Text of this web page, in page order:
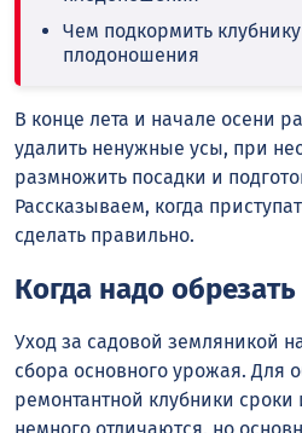
Чем подкормить
плодоношения
В конце лета и начале осени
удалить ненужные усы, при
размножить посадки и
Рассказываем, когда
сделать правильно.
Когда надо
Уход за садовой земляникой
сбора основного урожая. Для
ремонтантной клубники сроки